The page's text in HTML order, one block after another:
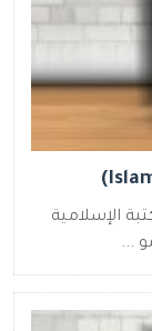
الإسلامية